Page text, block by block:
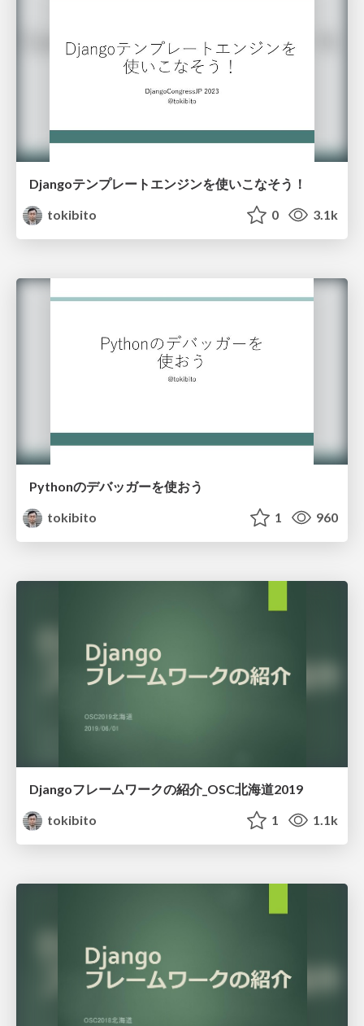
Djangoテンプレートエンジンを使いこなそう！
tokibito
0 3.1k
Pythonのデバッガーを使おう
tokibito
1 960
Djangoフレームワークの紹介_OSC北海道2019
tokibito
1 1.1k